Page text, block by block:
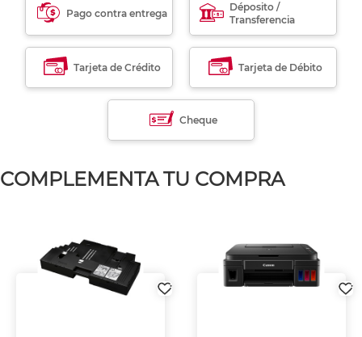
Pago contra entrega
Déposito /
Transferencia
Tarjeta de Crédito Tarjeta de Débito
Cheque
COMPLEMENTA TU COMPRA